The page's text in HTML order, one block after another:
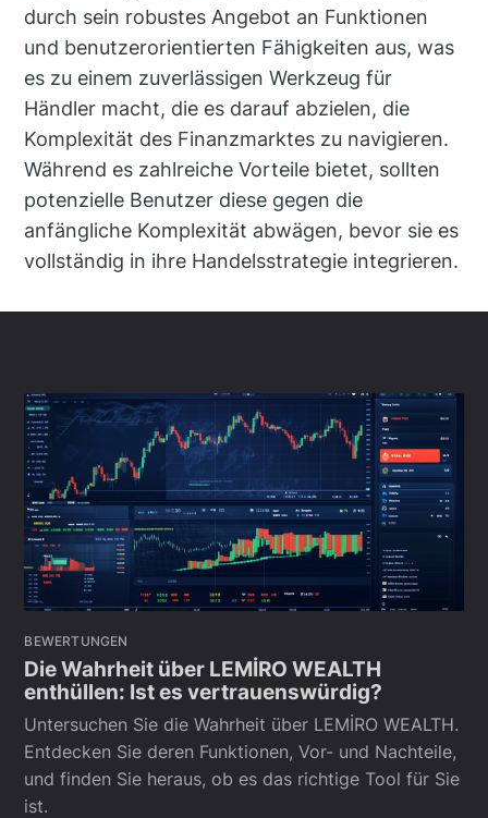
durch sein robustes Angebot an Funktionen
und benutzerorientierten Fähigkeiten aus, was
es zu einem zuverlässigen Werkzeug für
Händler macht, die es darauf abzielen, die
Komplexität des Finanzmarktes zu navigieren.
Während es zahlreiche Vorteile bietet, sollten
potenzielle Benutzer diese gegen die
anfängliche Komplexität abwägen, bevor sie es
vollständig in ihre Handelsstrategie integrieren.
BEWERTUNGEN
Die Wahrheit über LEMİRO WEALTH
enthüllen: Ist es vertrauenswürdig?
Untersuchen Sie die Wahrheit über LEMİRO WEALTH.
Entdecken Sie deren Funktionen, Vor- und Nachteile,
und finden Sie heraus, ob es das richtige Tool für Sie
ist.